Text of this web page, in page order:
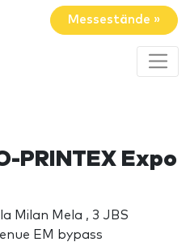
Messestände »
PRINTEX Expo
Milan Mela , 3 JBS
EM bypass